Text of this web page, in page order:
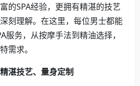
的SPA经验，更拥有精湛的技艺
刻理解。在这里，每位男士都能
服务，从按摩手法到精油选择，
需求。
湛技艺、量身定制